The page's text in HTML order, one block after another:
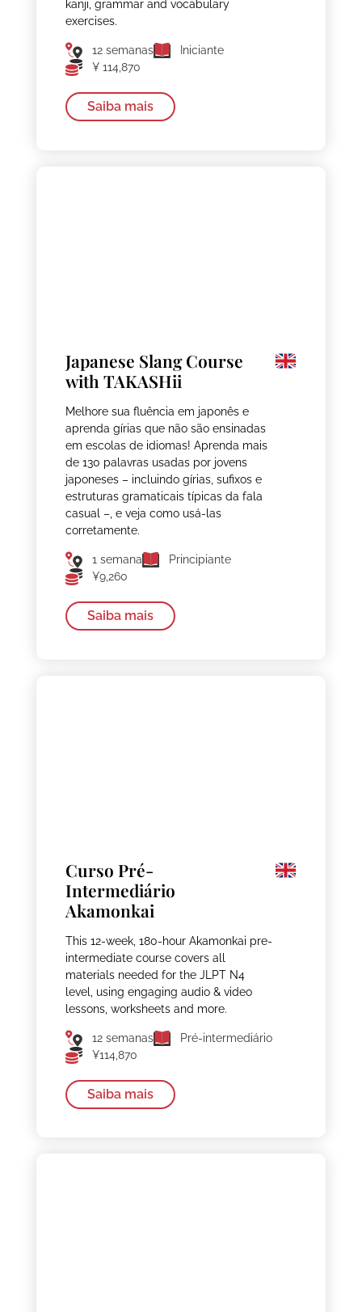
kanji, grammar and vocabulary
exercises.
12 semanas
Iniciante
¥ 114,870
Saiba mais
Japanese Slang Course
with TAKASHii
Melhore sua fluência em japonês e
aprenda gírias que não são ensinadas
em escolas de idiomas! Aprenda mais
de 130 palavras usadas por jovens
japoneses – incluindo gírias, sufixos e
estruturas gramaticais típicas da fala
casual –, e veja como usá-las
corretamente.
1 semana
Principiante
¥9,260
Saiba mais
Curso Pré-
Intermediário
Akamonkai
This 12-week, 180-hour Akamonkai pre-
intermediate course covers all
materials needed for the JLPT N4
level, using engaging audio & video
lessons, worksheets and more.
12 semanas
Pré-intermediário
¥114,870
Saiba mais